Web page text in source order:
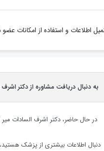
اطلاعات و استفاده از امکانات
به دنبال دریافت مشاوره از دکتر
در حال حاضر،دکتر اشرف السادات
دنبال اطلاعات بیشتری از پزشک